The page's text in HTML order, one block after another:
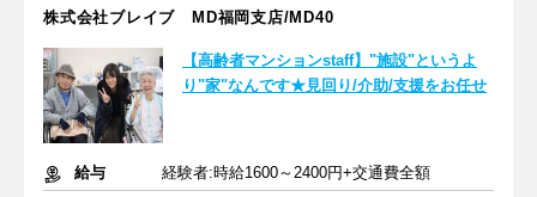
株式会社ブレイブ MD福岡支店/MD40
【高齢者マンションstaff】"施設"というよ
り"家"なんです★見回り/介助/支援をお任せ
給与
経験者:時給1600～2400円+交通費全額